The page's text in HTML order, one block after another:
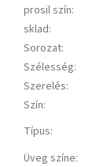
prosil szín:
sklad:
Sorozat:
Szélesség:
Szerelés:
Szín:
Típus:
Üveg színe: